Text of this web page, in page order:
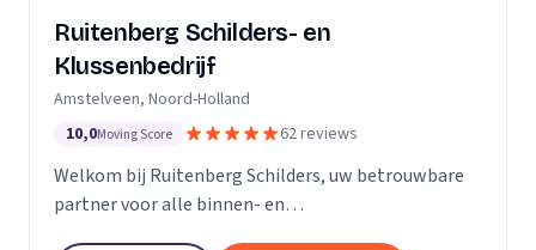
Ruitenberg Schilders- en
Klussenbedrijf
Amstelveen, Noord-Holland
10,0Moving Score 62 reviews
Welkom bij Ruitenberg Schilders, uw betrouwbare
partner voor alle binnen- en